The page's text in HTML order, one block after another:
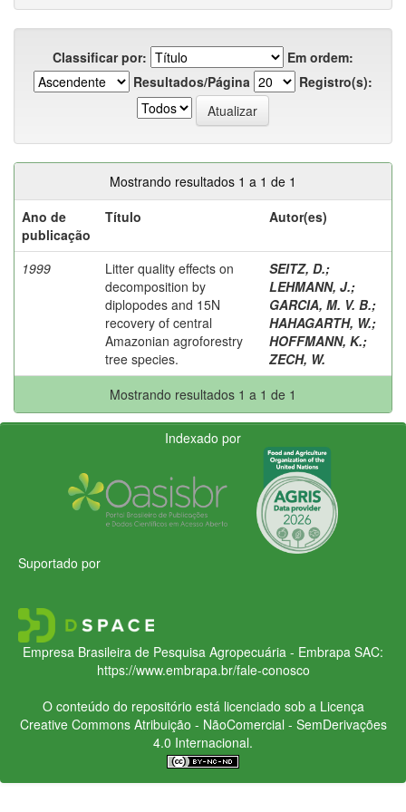
Classificar por:
Em ordem:
Resultados/Página
Registro(s):
Mostrando resultados 1 a 1 de 1
Ano de
publicação
Título Autor(es)
1999
Litter quality effects on
decomposition by
diplopodes and 15N
recovery of central
Amazonian agroforestry
tree species.
SEITZ, D.;
LEHMANN, J.;
GARCIA, M. V. B.;
HAHAGARTH, W.;
HOFFMANN, K.;
ZECH, W.
Mostrando resultados 1 a 1 de 1
Indexado por
Suportado por
Empresa Brasileira de Pesquisa Agropecuária - Embrapa SAC:
https://www.embrapa.br/fale-conosco
O conteúdo do repositório está licenciado sob a Licença
Creative CommonsAtribuição - NãoComercial - SemDerivações
4.0 Internacional.